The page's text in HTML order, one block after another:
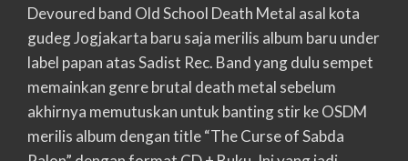
Devoured band Old School Death Metal asal kota
gudeg Jogjakarta baru saja merilis album baru under
label papan atas Sadist Rec. Band yang dulu sempet
memainkan genre brutal death metal sebelum
akhirnya memutuskan untuk banting stir ke OSDM
merilis album dengan title “The Curse of Sabda